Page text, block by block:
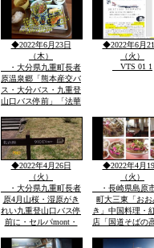
しい水の要件に適合・
地区はもちろん町内外
から水汲みが絶えませ
ん
◆2022年6月23日
（木）
・大分県九重町長者
原温泉郷「熊本産交バ
ス・大分バス・九重登
山口バス停前」「法華
プ・・法華院山荘高原
テラス「」一泊￥７０
００「素泊まりok]・
自家温泉￥５００・食
事１０００円から
◆2022年6月
（火）
VTS 01 1
◆2022年4月26日
（火）
・大分県九重町長者
原4月山桜・湿原がき
れい九重登山口バス停
前に・セルパmont・
法華院温泉高原テラス
◆2022年4月
（火）
・長崎県島原
町大三東「おお
き」中国料理・
店「国道そばの
中国風のお店・